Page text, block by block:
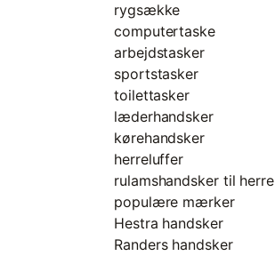
rygsække
computertaske
arbejdstasker
sportstasker
toilettasker
læderhandsker
kørehandsker
herreluffer
rulamshandsker til herre
populære mærker
Hestra handsker
Randers handsker